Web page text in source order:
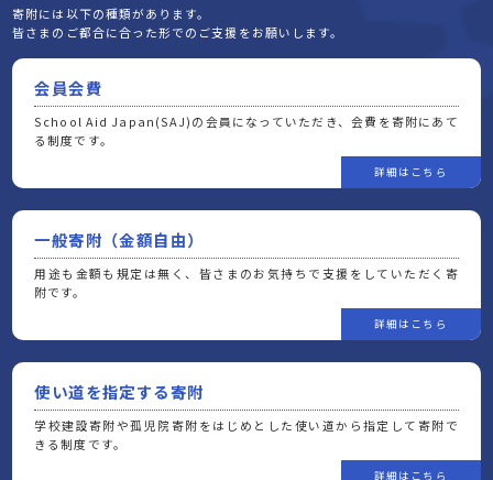
寄附には以下の種類があります。
皆さまのご都合に合った形でのご支援をお願いします。
会員会費
School Aid Japan(SAJ)の会員になっていただき、会費を寄附にあて
る制度です。
一般寄附（金額自由）
用途も金額も規定は無く、皆さまのお気持ちで支援をしていただく寄
附です。
使い道を指定する寄附
学校建設寄附や孤児院寄附をはじめとした使い道から指定して寄附で
きる制度です。